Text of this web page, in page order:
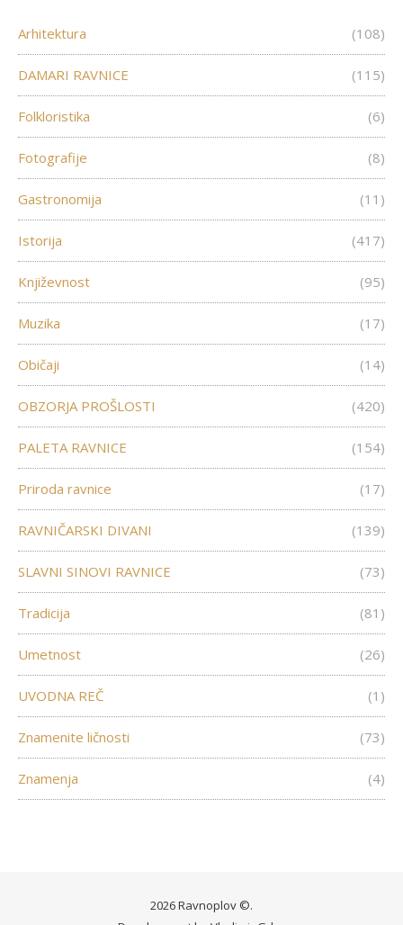
Arhitektura (108)
DAMARI RAVNICE (115)
Folkloristika (6)
Fotografije (8)
Gastronomija (11)
Istorija (417)
Književnost (95)
Muzika (17)
Običaji (14)
OBZORJA PROŠLOSTI (420)
PALETA RAVNICE (154)
Priroda ravnice (17)
RAVNIČARSKI DIVANI (139)
SLAVNI SINOVI RAVNICE (73)
Tradicija (81)
Umetnost (26)
UVODNA REČ (1)
Znamenite ličnosti (73)
Znamenja (4)
2026 Ravnoplov ©.